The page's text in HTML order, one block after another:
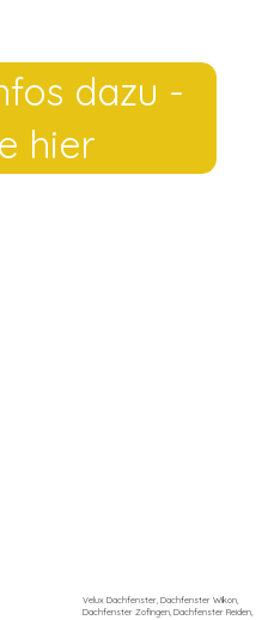
dazu -
hier
Velux Dachfenster, Dachfenster Wikon,
Dachfenster Zofingen, Dachfenster Reiden,